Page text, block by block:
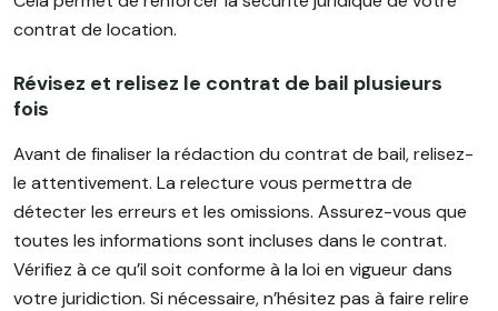
contrat de location.
Révisez et relisez le contrat de bail plusieurs
fois
Avant de finaliser la rédaction du contrat de bail, relisez-
le attentivement. La relecture vous permettra de
détecter les erreurs et les omissions. Assurez-vous que
toutes les informations sont incluses dans le contrat.
Vérifiez à ce qu’il soit conforme à la loi en vigueur dans
votre juridiction. Si nécessaire, n’hésitez pas à faire relire